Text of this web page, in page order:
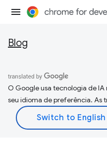
Blog
O Google usa tecnologia de
seu idioma de preferência. As